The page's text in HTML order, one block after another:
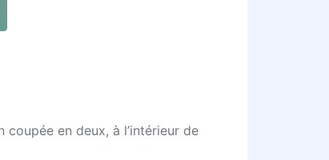
en deux, à l’intérieur de